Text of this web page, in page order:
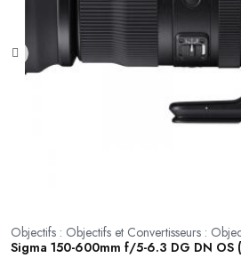
Objectifs : Objectifs et Convertisseurs :
Sigma 150-600mm f/5-6.3 DG DN OS